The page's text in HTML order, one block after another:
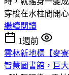
穿梭在水柱間開
繼續閱讀
1週前
雲林新地標【麥
智慧圖書館，巨